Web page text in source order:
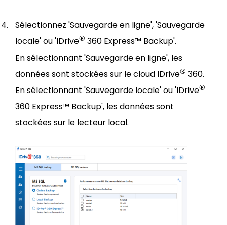
Sélectionnez 'Sauvegarde en ligne', 'Sauvegarde
locale' ou 'IDrive® 360 Express™ Backup'.
En sélectionnant 'Sauvegarde en ligne', les
données sont stockées sur le cloud IDrive® 360.
En sélectionnant 'Sauvegarde locale' ou 'IDrive®
360 Express™ Backup', les données sont
stockées sur le lecteur local.